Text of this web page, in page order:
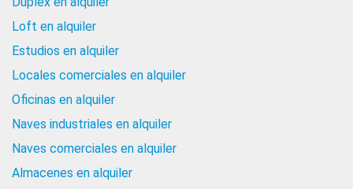
Loft en alquiler
Estudios en alquiler
Locales comerciales en alquiler
Oficinas en alquiler
Naves industriales en alquiler
Naves comerciales en alquiler
Almacenes en alquiler